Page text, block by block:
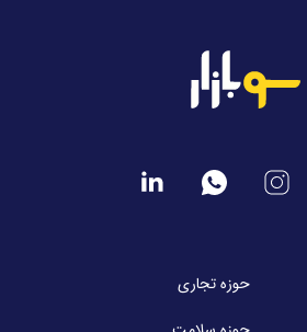
حوزه تجاری